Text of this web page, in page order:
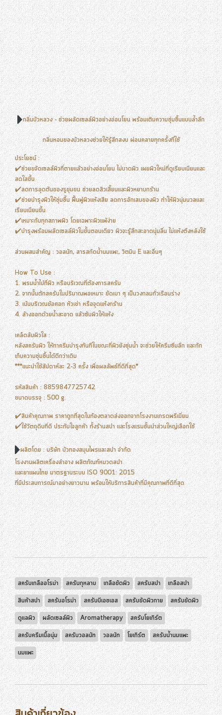
กลิ่นบัวหลวง - ช่วยผลัดเซลล์ผิวอย่างอ่อนโยน พร้อมเติมความชุ่มชื้นแบบล้ำลึก
กลิ่นหอมของบัวหลวงช่วยให้รู้สึกสงบ ผ่อนคลายทุกครั้งที่ใช้
ประโยชน์ :
✔️ช่วยขจัดเซลล์ผิวที่ตายแล้วอย่างอ่อนโยน ไม่บาดผิว เผยผิวใหม่ที่ดูเรียบเนียนและ
สดใสขึ้น
✔️ลดการอุดตันของรูขุมขน ช่วยลดสิวเสี้ยนและผิวหยาบกร้าน
✔️ช่วยบำรุงผิวให้ชุ่มชื้น ฟื้นฟูผิวแห้งเสีย ลดการอักเสบของผิว ทำให้ผิวนุ่มนวลและ
เรียบเนียนขึ้น
✔️เหมาะกับทุกสภาพผิว โดยเฉพาะผิวแพ้ง่าย
✔️บำรุงพร้อมผลัดเซลล์ผิวในขั้นตอนเดียว ผิวจะรู้สึกสะอาดนุ่มลื่น ไม่แห้งตึงหลังใช้
ส่วนผสมสำคัญ : วอลนัท, สารสกัดน้ำนมแพะ, วิตมิน E และอื่นๆ
How To Use :
1. พรมน้ำไปที่ผิว หรือบริเวณที่ต้องการสครับ
2. จากนั้นตักสครับในปริมาณพอเหมาะ ขัดเบา ๆ เป็นวงกลมทั่วเรือนร่าง
3. เน้นบริเวณข้อศอก หัวเข่า หรือจุดแห้งกร้าน
4. ล้างออกด้วยน้ำสะอาด แล้วซับผิวให้แห้ง
เคล็ดลับผิวใส :
หลังสครับผิว ให้ทาครีมบำรุงทันทีในขณะที่ผิวยังชุ่มน้ำ จะช่วยให้ครีมซึมลึก และกัก
เก็บความชุ่มชื้นได้ดีกว่าเดิม
***แนะนำใช้สัปดาห์ละ 2-3 ครั้ง เพื่อผลลัพธ์ที่ดีที่สุด*
รหัสสินค้า : 8859847725742
ขนาดบรรจุ : 500 g.
✔️สินค้าคุณภาพ ราคาถูกที่สุดในท้องตลาดส่งออกจากโรงงานเกรดพรีเมี่ยม
✔️ใช้วัตถุดิบที่ดี ประทับใจลูกค้า ทั้งร้านสปา และโรงแรมชั้นนำส่วนใหญ่เลือกใช้
ผลิตโดย : บริษัท บัวทองสมุนไพรและสปา จำกัด
โรงงานผลิตเครื่องสำอาง ผลิตภัณฑ์หมวดสปา
และยาแผนไทย มาตรฐานระบบ ISO 9001: 2015
ที่มีประสบการณ์มาอย่างยาวนาน พร้อมให้บริการสินค้าที่มีคุณภาพที่ดีที่สุด
สครับเกลืออโรม่า สครับกุหลาบ เกลือขัดผิว สครับสปา
เกลือสปา
สินค้าสปา
สครับอโรม่า สครับบีเอชเอส สครับขัดผิวกาย
สครับขัดผิว
ดูแลผิว
ผลัดเซลล์ผิว Aromatherapy
สครับโยเกิร์ต
สครับครีมเนื้อนุ่ม
สครับวอลนัท วอลนัท โยเกิร์ต
สครับน้ำนมแพะ
นมแพะ